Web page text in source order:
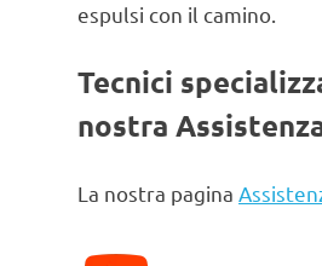
espulsi con il camino.
Tecnici
nostra
La nostra pagina